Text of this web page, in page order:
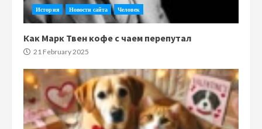
История Новости сайта Человек
Как Марк Твен кофе с чаем перепутал
21 February 2025